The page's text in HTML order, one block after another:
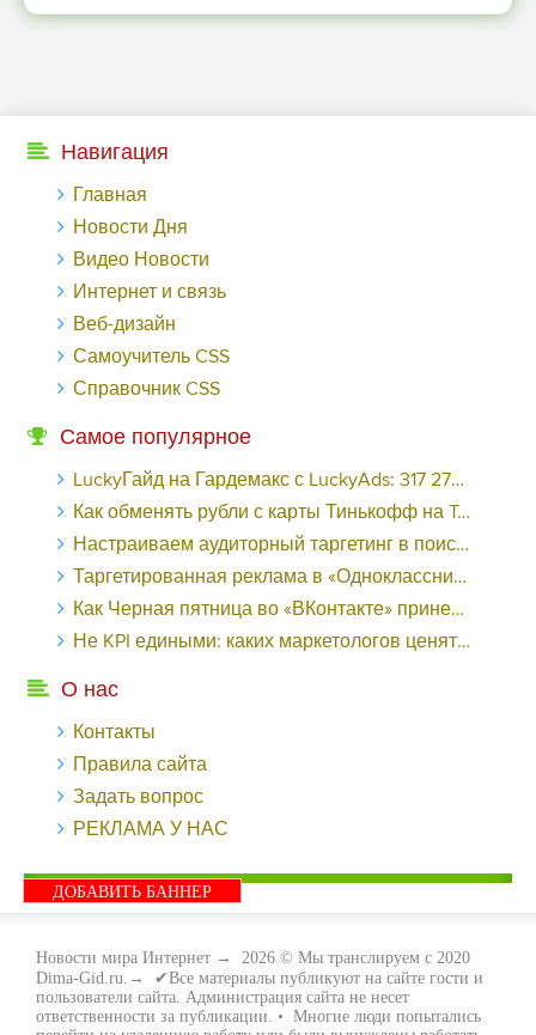
Навигация
Главная
Новости Дня
Видео Новости
Интернет и связь
Веб-дизайн
Самоучитель CSS
Справочник CSS
Самое популярное
LuckyГайд на Гардемакс с LuckyAds: 317 279 рублей за 10 дней - «Надо знать»
Как обменять рубли с карты Тинькофф на Tether ERC20 (USDT)?
Настраиваем аудиторный таргетинг в поисковой кампании Google Ads - «Заработок»
Таргетированная реклама в «Одноклассниках»: как ее настроить и нужно ли - «Заработок»
Как Черная пятница во «ВКонтакте» принесла магазину подарков 221 продажу по цене 38 рублей - «Заработок»
Не KPI едиными: каких маркетологов ценят - «Заработок»
О нас
Контакты
Правила сайта
Задать вопрос
РЕКЛАМА У НАС
ДОБАВИТЬ БАННЕР
Новости мира Интернет → 2026 © Мы транслируем с 2020
Dima-Gid.ru.→ ✔Все материалы публикуют на сайте гости и
пользователи сайта. Администрация сайта не несет
ответственности за публикации. • Многие люди попытались